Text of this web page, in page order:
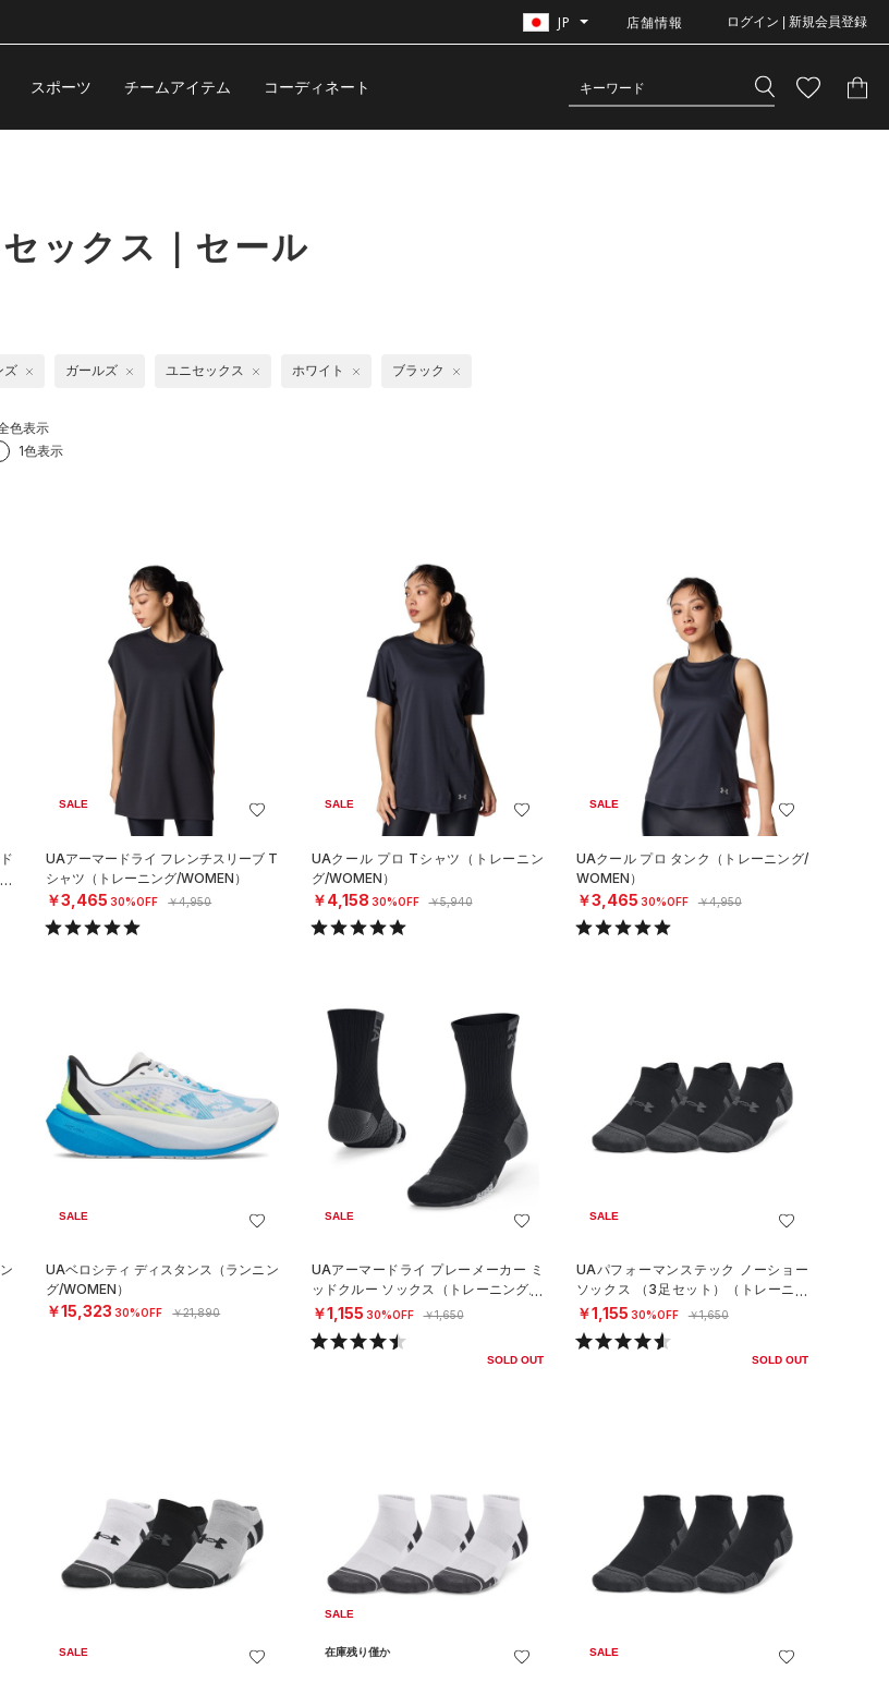
JP 店舗情報 ログイン | 新規会員登録
スポーツ チームアイテム コーディネート
ックス｜セール
色表示
1色表示
ズ ガールズ ユニセックス ホワイト ブラック
SALE
UAアーマードライ フレンチスリーブ T
シャツ（トレーニング/WOMEN）
￥3,465 30%OFF ￥4,950
SALE
UAクール プロ Tシャツ（トレーニン
グ/WOMEN）
￥4,158 30%OFF ￥5,940
SALE
UAクール プロ タンク（トレーニング/
WOMEN）
￥3,465 30%OFF ￥4,950
SALE
UAベロシティ ディスタンス（ランニン
グ/WOMEN）
￥15,323 30%OFF ￥21,890
SALE
UAアーマードライ プレーメーカー ミ
ッドクルー ソックス（トレーニング/U
NISEX）
￥1,155 30%OFF ￥1,650
SOLD OUT
SALE
UAパフォーマンステック ノーショー
ソックス （3足セット）（トレーニン
グ/UNISEX）
￥1,155 30%OFF ￥1,650
SOLD OUT
SALE
SALE
在庫残り僅か SALE